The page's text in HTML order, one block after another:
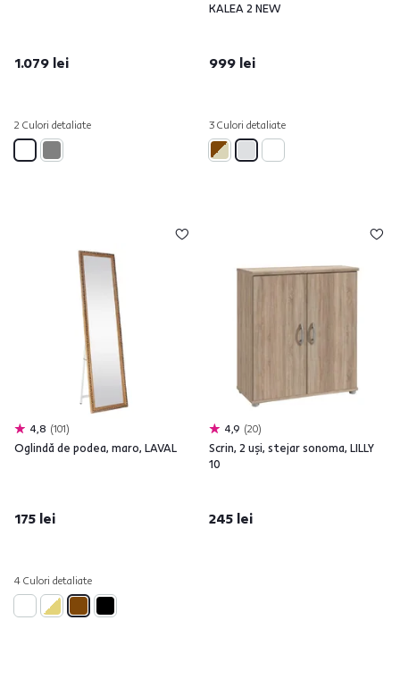
1.079 lei
2 Culori detaliate
KALEA 2 NEW
999 lei
3 Culori detaliate
4,8 101
Oglindă de podea, maro, LAVAL
175 lei
4 Culori detaliate
4,9 20
Scrin, 2 uşi, stejar sonoma, LILLY
10
245 lei